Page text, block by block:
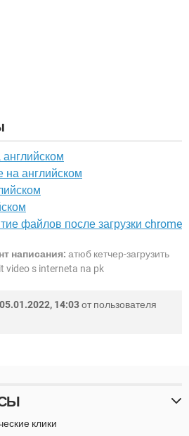
на английском
файлов после загрузки chrome
написания: атюб кетчер-загрузить
video s interneta na pk
05.01.2022, 14:03от пользователя
клики